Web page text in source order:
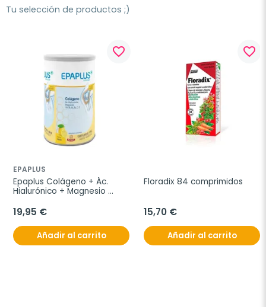
Tu selección de productos ;)
favorite_border
EPAPLUS
Epaplus Colágeno + Ác.
Hialurónico + Magnesio
19,95 €
Añadir al carrito
favorite_border
Floradix 84 comprimidos
15,70 €
Añadir al carrito